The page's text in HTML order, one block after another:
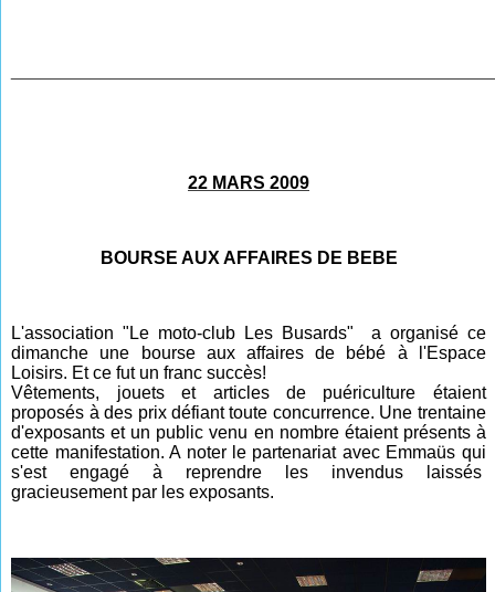
22 MARS 2009
BOURSE AUX AFFAIRES DE BEBE
L'association "Le moto-club Les Busards" a organisé ce
dimanche une bourse aux affaires de bébé à l'Espace
Loisirs. Et ce fut un franc succès!
Vêtements, jouets et articles de puériculture étaient
proposés à des prix défiant toute concurrence. Une trentaine
d'exposants et un public venu en nombre étaient présents à
cette manifestation. A noter le partenariat avec Emmaüs qui
s'est engagé à reprendre les invendus laissés
gracieusement par les exposants.